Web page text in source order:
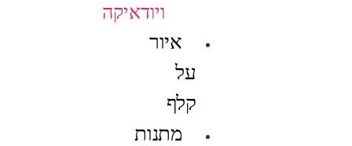
ויודאיקה
איור
על
קלף
מתנות